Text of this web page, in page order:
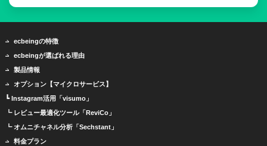
ecbeingの特徴
ecbeingが選ばれる理由
製品情報
オプション【マイクロサービス】
┗ Instagram活用「visumo」
┗ レビュー最適化ツール「ReviCo」
┗ オムニチャネル分析「Sechstant」
料金プラン